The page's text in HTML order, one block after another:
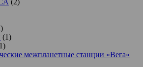
(1)
межпланетные станции «Вега»